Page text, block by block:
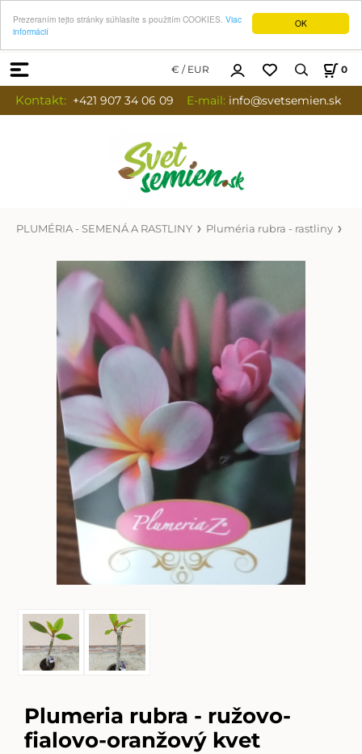
OK
Prezeraním tejto stránky súhlasíte s použitím COOKIES. Viac
informácií
€ / EUR 0
Kontakt:+421 907 34 06 09 E-mail: info@svetsemien.sk
PLUMÉRIA - SEMENÁ A RASTLINY Pluméria rubra - rastliny
Plumeria rubra - ružovo-
fialovo-oranžový kvet